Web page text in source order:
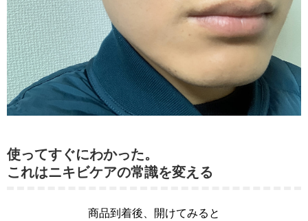
使ってすぐにわかった。
これはニキビケアの常識を変える
商品到着後、開けてみると